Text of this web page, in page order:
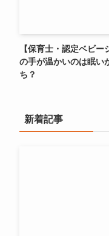
【保育士・認定ベビ
の手が温かいのは眠い
ち？
新着記事